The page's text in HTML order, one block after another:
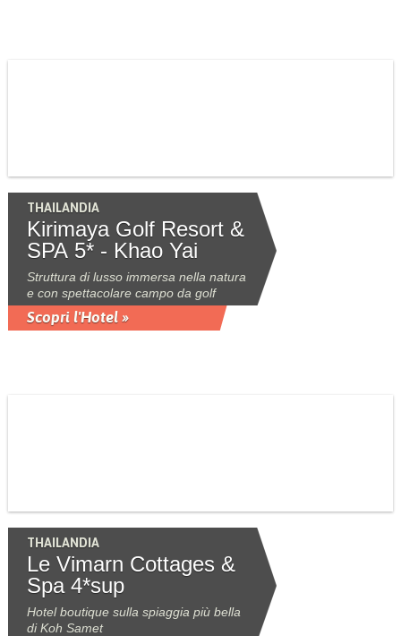
THAILANDIA
Kirimaya Golf Resort &
SPA 5* - Khao Yai
Struttura di lusso immersa nella natura
e con spettacolare campo da golf
Scopri l'Hotel »
THAILANDIA
Le Vimarn Cottages &
Spa 4*sup
Hotel boutique sulla spiaggia più bella
di Koh Samet